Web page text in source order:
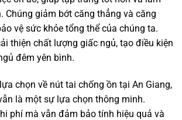
Chúng giảm bớt căng thẳng và căng
vệ sức khỏe tổng thể của chúng ta.
thiện chất lượng giấc ngủ, tạo điều kiện
đêm yên bình.
chọn về nút tai chống ồn tại An Giang,
là một sự lựa chọn thông minh.
phí mà vẫn đảm bảo tính hiệu quả và